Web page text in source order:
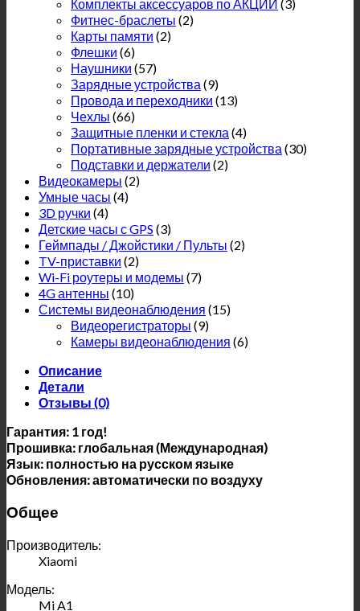
Комплекты аксессуаров по АКЦИИ (3)
Фитнес-браслеты (2)
Карты памяти (2)
Флешки (6)
Наушники (57)
Зарядные устройства (9)
Провода и переходники (13)
Чехлы (66)
Защитные пленки и стекла (4)
Портативные зарядные устройства (30)
Подставки и держатели (2)
Видеокамеры (2)
Умные часы (4)
3D ручки (4)
Детские часы с GPS (3)
Геймпады / Джойстики / Пульты (2)
TV-приставки (2)
Wi-Fi роутеры и модемы (7)
4G антенны (10)
Системы видеонаблюдения (15)
Видеорегистраторы (9)
Камеры видеонаблюдения (6)
Описание
Детали
Отзывы (0)
Гарантия: 1 год!
Прошивка: глобальная (Международная)
Язык: полностью на русском языке
Обновления: автоматически по воздуху
Общее
Производитель:
Xiaomi
Модель:
Mi A1